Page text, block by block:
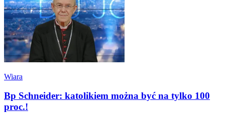
Wiara
Bp Schneider: katolikiem można być na tylko 100
proc.!